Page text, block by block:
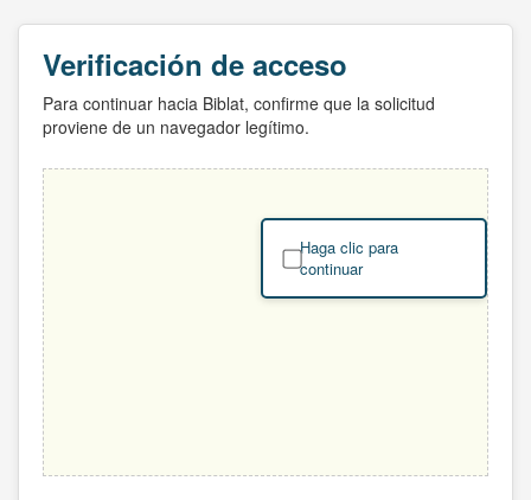
Verificación de acceso
Para continuar hacia Biblat, confirme que la solicitud
proviene de un navegador legítimo.
Haga clic para
continuar